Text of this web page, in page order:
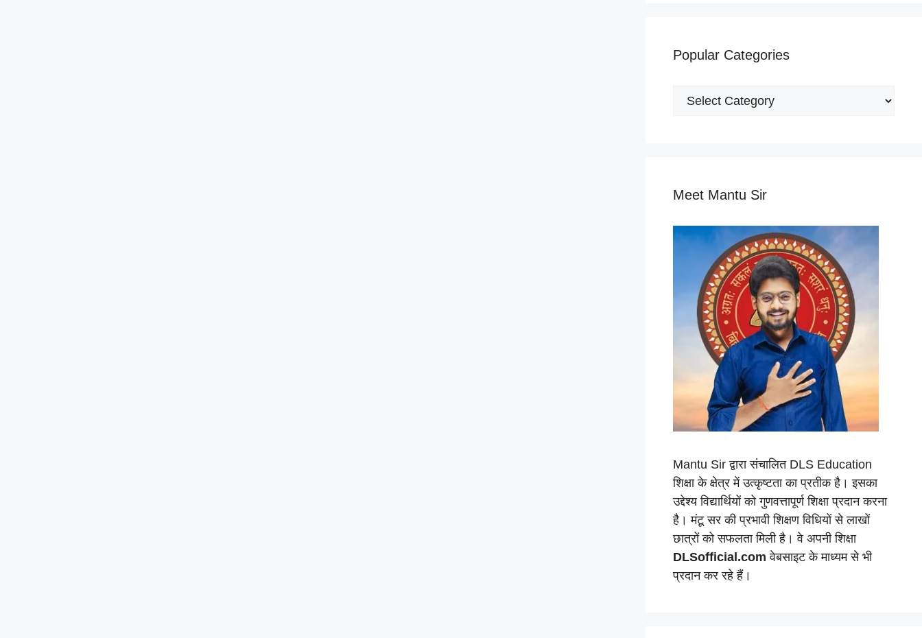
Popular Categories
Popular
Meet Mantu Sir
Mantu Sir द्वारा संचालित DLS Education
शिक्षा के क्षेत्र में उत्कृष्टता का प्रतीक है। इसका
उद्देश्य विद्यार्थियों को गुणवत्तापूर्ण शिक्षा प्रदान करना
है। मंटू सर की प्रभावी शिक्षण विधियों से लाखों
छात्रों को सफलता मिली है। वे अपनी शिक्षा
DLSofficial.com वेबसाइट के माध्यम से भी
प्रदान कर रहे हैं।